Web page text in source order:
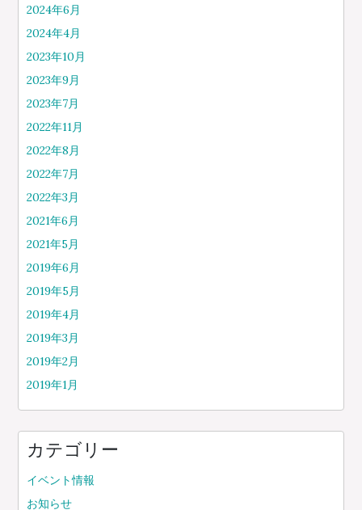
2024年6月
2024年4月
2023年10月
2023年9月
2023年7月
2022年11月
2022年8月
2022年7月
2022年3月
2021年6月
2021年5月
2019年6月
2019年5月
2019年4月
2019年3月
2019年2月
2019年1月
カテゴリー
イベント情報
お知らせ